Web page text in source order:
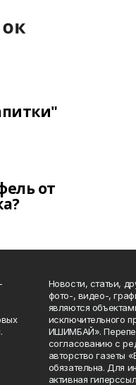
от
Новости, статьи,
фото-, видео-,
являются
исключительного
ИШИМБАЙ».
согласованию с
авторство
обязательна. Для
активная